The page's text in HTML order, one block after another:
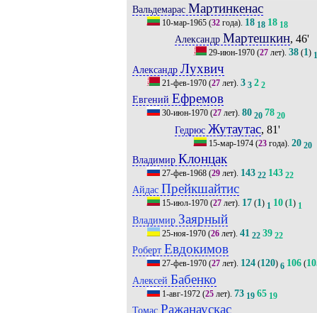
Вальдемарас Мартинкенас
10-мар-1965(32года). 18 18 18 18
Александр Мартешкин, 46'
29-июн-1970 (27 лет).38 (1)
Александр Лухвич
21-фев-1970(27лет). 3 3 2 2
Евгений Ефремов
30-июн-1970(27лет). 80 20 78 20
Гедрюс Жутаутас, 81'
15-мар-1974 (23 года).20 20
Владимир Клонцак
27-фев-1968(29лет). 143 22 143 22
Айдас Прейкшайтис
15-июл-1970(27лет). 17(1) 1 10(1) 1
Владимир Заярный
25-ноя-1970(26лет). 41 22 39 22
Роберт Евдокимов
27-фев-1970(27лет). 124(120) 6 106(
Алексей Бабенко
1-авг-1972(25лет). 73 19 65 19
Томас Ражанаускас